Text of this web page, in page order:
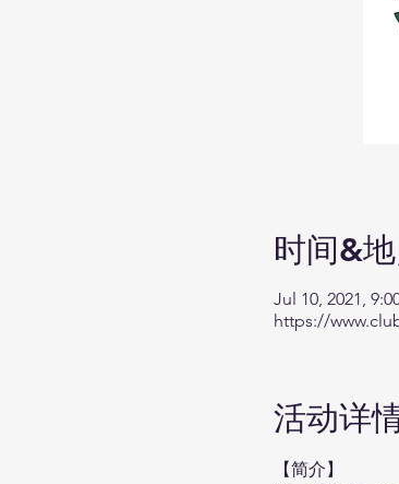
时间&
Jul 10, 2021,
https://
活动详
【简介】